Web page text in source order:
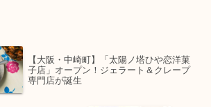
【大阪・中崎町】「太陽ノ塔ひや恋洋菓
子店」オープン！ジェラート＆クレープ
専門店が誕生